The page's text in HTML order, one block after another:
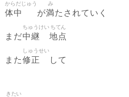
体中
からだじゅう
が満
み
たされていく
まだ中継
ちゅうけい
地点
ちてん
また修正
しゅうせい
して
きたい